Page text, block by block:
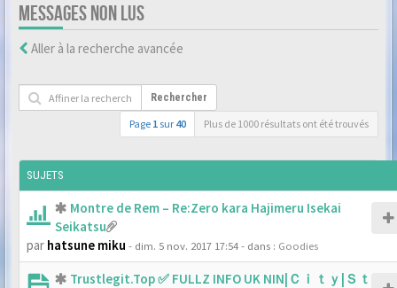
MESSAGES NON LUS
Aller à la recherche avancée
Rechercher
Page 1 sur 40 Plus de 1000 résultats ont été trouvés
SUJETS
Montre de Rem – Re:Zero kara Hajimeru Isekai
Seikatsu
par hatsune miku - dim. 5 nov. 2017 17:54- dans : Goodies
Trustlegit.Top ✅ FULLZ INFO UK NIN|Ｃｉｔｙ|Ｓｔ